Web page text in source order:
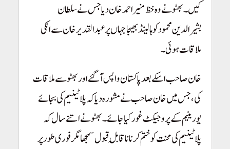
کیں۔ بھٹو نے وہ خظ منیر احمد خان دیا جس نے سلطان
بشیرالدین محمود کو ہالینڈ بھیجا جہاں پر عبدالقدیرخان سے انکی
ملاقات ہوئی۔
خان صاحب اسکے بعد پاکستان واپس آ گئے اور بھٹو سے ملاقات
کی، جس میں خان صاحب نے مشورہ دیا کہ پلاٹینیم کی بجائے
یورینیم کے پروجیکٹ غور کیا جائے۔ بھٹو نے اتنے سال کہ
پلاٹینیم کی محنت کو ختم کرنا ناقابلِ قبول سمجھا مگر فوری طور پر